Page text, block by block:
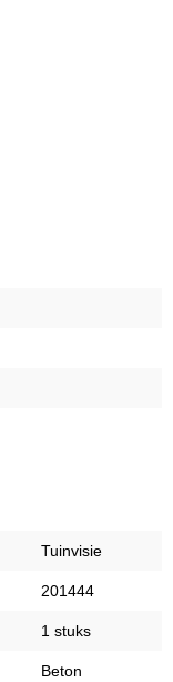
Tuinvisie
201444
1 stuks
Beton